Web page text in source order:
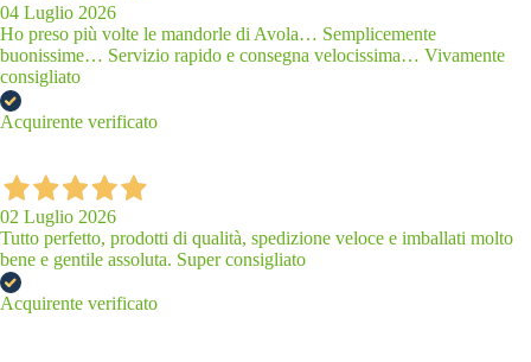
04 Luglio 2026
Ho preso più volte le mandorle di Avola… Semplicemente
buonissime… Servizio rapido e consegna velocissima… Vivamente
consigliato
Acquirente verificato
02 Luglio 2026
Tutto perfetto, prodotti di qualità, spedizione veloce e imballati molto
bene e gentile assoluta. Super consigliato
Acquirente verificato